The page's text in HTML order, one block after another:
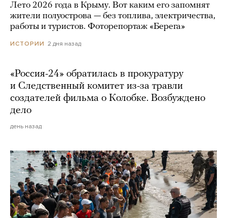
Лето 2026 года в Крыму. Вот каким его запомнят
жители полуострова — без топлива, электричества,
работы и туристов. Фоторепортаж «Берега»
ИСТОРИИ 2 дня назад
«Россия-24» обратилась в прокуратуру
и Следственный комитет из-за травли
создателей фильма о Колобке. Возбуждено
дело
день назад